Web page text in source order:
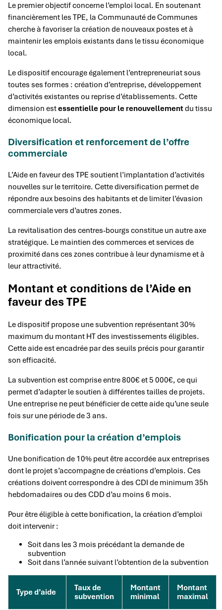
Le premier objectif concerne l’emploi local. En soutenant
financièrement les TPE, la Communauté de Communes
cherche à favoriser la création de nouveaux postes et à
maintenir les emplois existants dans le tissu économique
local.
Le dispositif encourage également l’entrepreneuriat sous
toutes ses formes : création d’entreprise, développement
d’activités existantes ou reprise d’établissements. Cette
dimension estessentielle pour le renouvellementdu tissu
économique local.
Diversification et renforcement de l’offre
commerciale
L’Aide en faveur des TPE soutient l’implantation d’activités
nouvelles sur le territoire. Cette diversification permet de
répondre aux besoins des habitants et de limiter l’évasion
commerciale vers d’autres zones.
La revitalisation des centres-bourgs constitue un autre axe
stratégique. Le maintien des commerces et services de
proximité dans ces zones contribue à leur dynamisme et à
leur attractivité.
Montant et conditions de l’Aide en
faveur des TPE
Le dispositif propose une subvention représentant 30%
maximum du montant HT des investissements éligibles.
Cette aide est encadrée par des seuils précis pour garantir
son efficacité.
La subvention est comprise entre 800€ et 5 000€, ce qui
permet d’adapter le soutien à différentes tailles de projets.
Une entreprise ne peut bénéficier de cette aide qu’une seule
fois sur une période de 3 ans.
Bonification pour la création d’emplois
Une bonification de 10% peut être accordée aux entreprises
dont le projet s’accompagne de créations d’emplois. Ces
créations doivent correspondre à des CDI de minimum 35h
hebdomadaires ou des CDD d’au moins 6 mois.
Pour être éligible à cette bonification, la création d’emploi
doit intervenir :
Soit dans les 3 mois précédant la demande de
subvention
Soit dans l’année suivant l’obtention de la subvention
Type d’aide
Taux de
subvention
Montant
minimal
Montant
maximal